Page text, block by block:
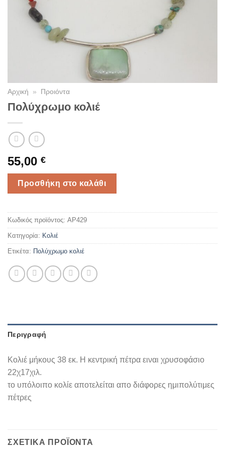
Αρχική » Προιόντα
Πολύχρωμο κολιέ
55,00 €
Προσθήκη στο καλάθι
Κωδικός προϊόντος: AP429
Κατηγορία: Κολιέ
Ετικέτα: Πολύχρωμο κολιέ
Περιγραφή
Κολιέ μήκους 38 εκ. Η κεντρική πέτρα ειναι χρυσοφάσιο
22χ17χιλ.
το υπόλοιπο κολίε αποτελείται απο διάφορες ημιπολύτιμες
πέτρες
ΣΧΕΤΙΚΆ ΠΡΟΪΌΝΤΑ